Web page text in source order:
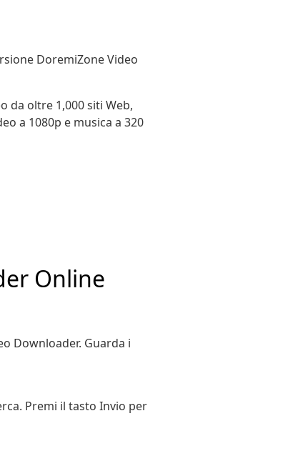
DoremiZone Video
da oltre 1,000 siti Web,
a 1080p e musica a 320
Online
Downloader. Guarda i
Premi il tasto Invio per